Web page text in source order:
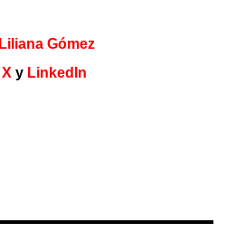
Liliana Gómez
X y LinkedIn